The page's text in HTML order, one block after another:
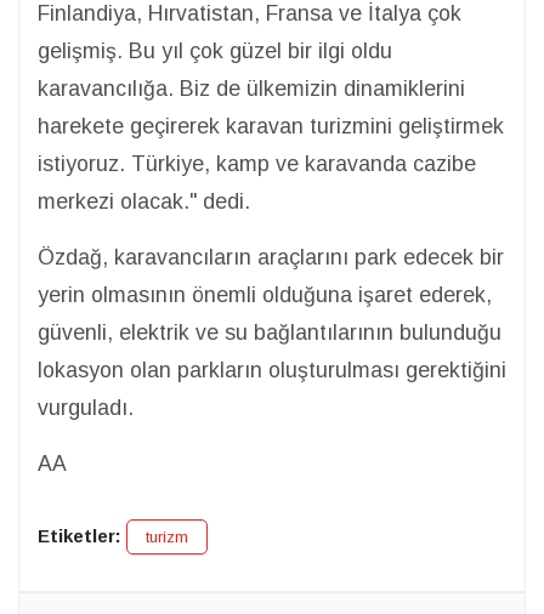
Finlandiya, Hırvatistan, Fransa ve İtalya çok
gelişmiş. Bu yıl çok güzel bir ilgi oldu
karavancılığa. Biz de ülkemizin dinamiklerini
harekete geçirerek karavan turizmini geliştirmek
istiyoruz. Türkiye, kamp ve karavanda cazibe
merkezi olacak." dedi.
Özdağ, karavancıların araçlarını park edecek bir
yerin olmasının önemli olduğuna işaret ederek,
güvenli, elektrik ve su bağlantılarının bulunduğu
lokasyon olan parkların oluşturulması gerektiğini
vurguladı.
AA
Etiketler: turizm